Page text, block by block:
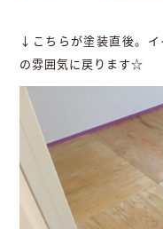
↓こちらが塗装直後。
の雰囲気に戻ります☆